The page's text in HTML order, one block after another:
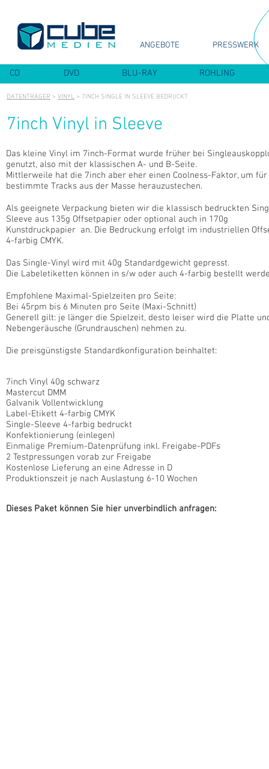
ANGEBOTE PRESSWERK
CD DVD BLU-RAY ROHLING
DATENTRÄGER > VINYL > 7INCH SINGLE IN SLEEVE BEDRUCKT
7inch Single in Sleeve bedruckt
7inch Vinyl in Sleeve
Das kleine Vinyl im 7inch-Format wurde früher bei
genutzt, also mit der klassischen A- und B-Seite.
Mittlerweile hat die 7inch aber eher einen Coolness-Faktor, um für
bestimmte Tracks aus der Masse herauzustechen.
Als geeignete Verpackung bieten wir die klassisch bedruckten
Sleeve aus 135g Offsetpapier oder optional auch in 170g
Kunstdruckpapier an. Die Bedruckung erfolgt im industriellen
4-farbig CMYK.
Das Single-Vinyl wird mit 40g Standardgewicht gepresst.
Die Labeletiketten können in s/w oder auch 4-farbig bestellt
Empfohlene Maximal-Spielzeiten pro Seite:
Bei 45rpm bis 6 Minuten pro Seite (Maxi-Schnitt)
Generell gilt: je länger die Spielzeit, desto leiser wird die Platte
Nebengeräusche (Grundrauschen) nehmen zu.
Die preisgünstigste Standardkonfiguration beinhaltet:
7inch Vinyl 40g schwarz
Mastercut DMM
Galvanik Vollentwicklung
Label-Etikett 4-farbig CMYK
Single-Sleeve 4-farbig bedruckt
Konfektionierung (einlegen)
Einmalige Premium-Datenprüfung inkl. Freigabe-PDFs
2 Testpressungen vorab zur Freigabe
Kostenlose Lieferung an eine Adresse in D
Produktionszeit je nach Auslastung 6-10 Wochen
Dieses Paket können Sie hier unverbindlich anfragen: